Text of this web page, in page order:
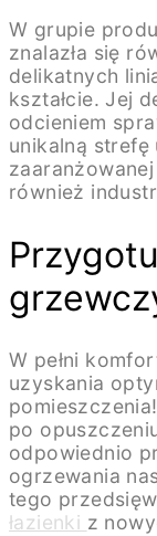
W grupie
znalazła się
delikatnych
kształcie. Jej
odcieniem
unikalną strefę
również
W pełni
uzyskania
po
odpowiednio
ogrzewania
tego
łazienki z